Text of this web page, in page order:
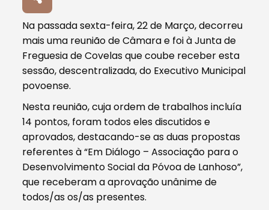
Na passada sexta-feira, 22 de Março, decorreu
mais uma reunião de Câmara e foi à Junta de
Freguesia de Covelas que coube receber esta
sessão, descentralizada, do Executivo Municipal
povoense.
Nesta reunião, cuja ordem de trabalhos incluía
14 pontos, foram todos eles discutidos e
aprovados, destacando-se as duas propostas
referentes à “Em Diálogo – Associação para o
Desenvolvimento Social da Póvoa de Lanhoso”,
que receberam a aprovação unânime de
todos/as os/as presentes.